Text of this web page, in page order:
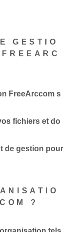
GESTIO
FreeArccom s
fichiers et do
de gestion pour
?